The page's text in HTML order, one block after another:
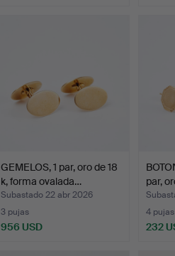
GEMELOS, 1 par, oro de 18
k, forma ovalada…
Subastado 22 abr 2026
3 pujas
956 USD
par,
4 pujas
232